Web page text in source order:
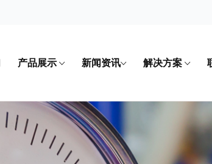
产品展示 新闻资讯 解决方案